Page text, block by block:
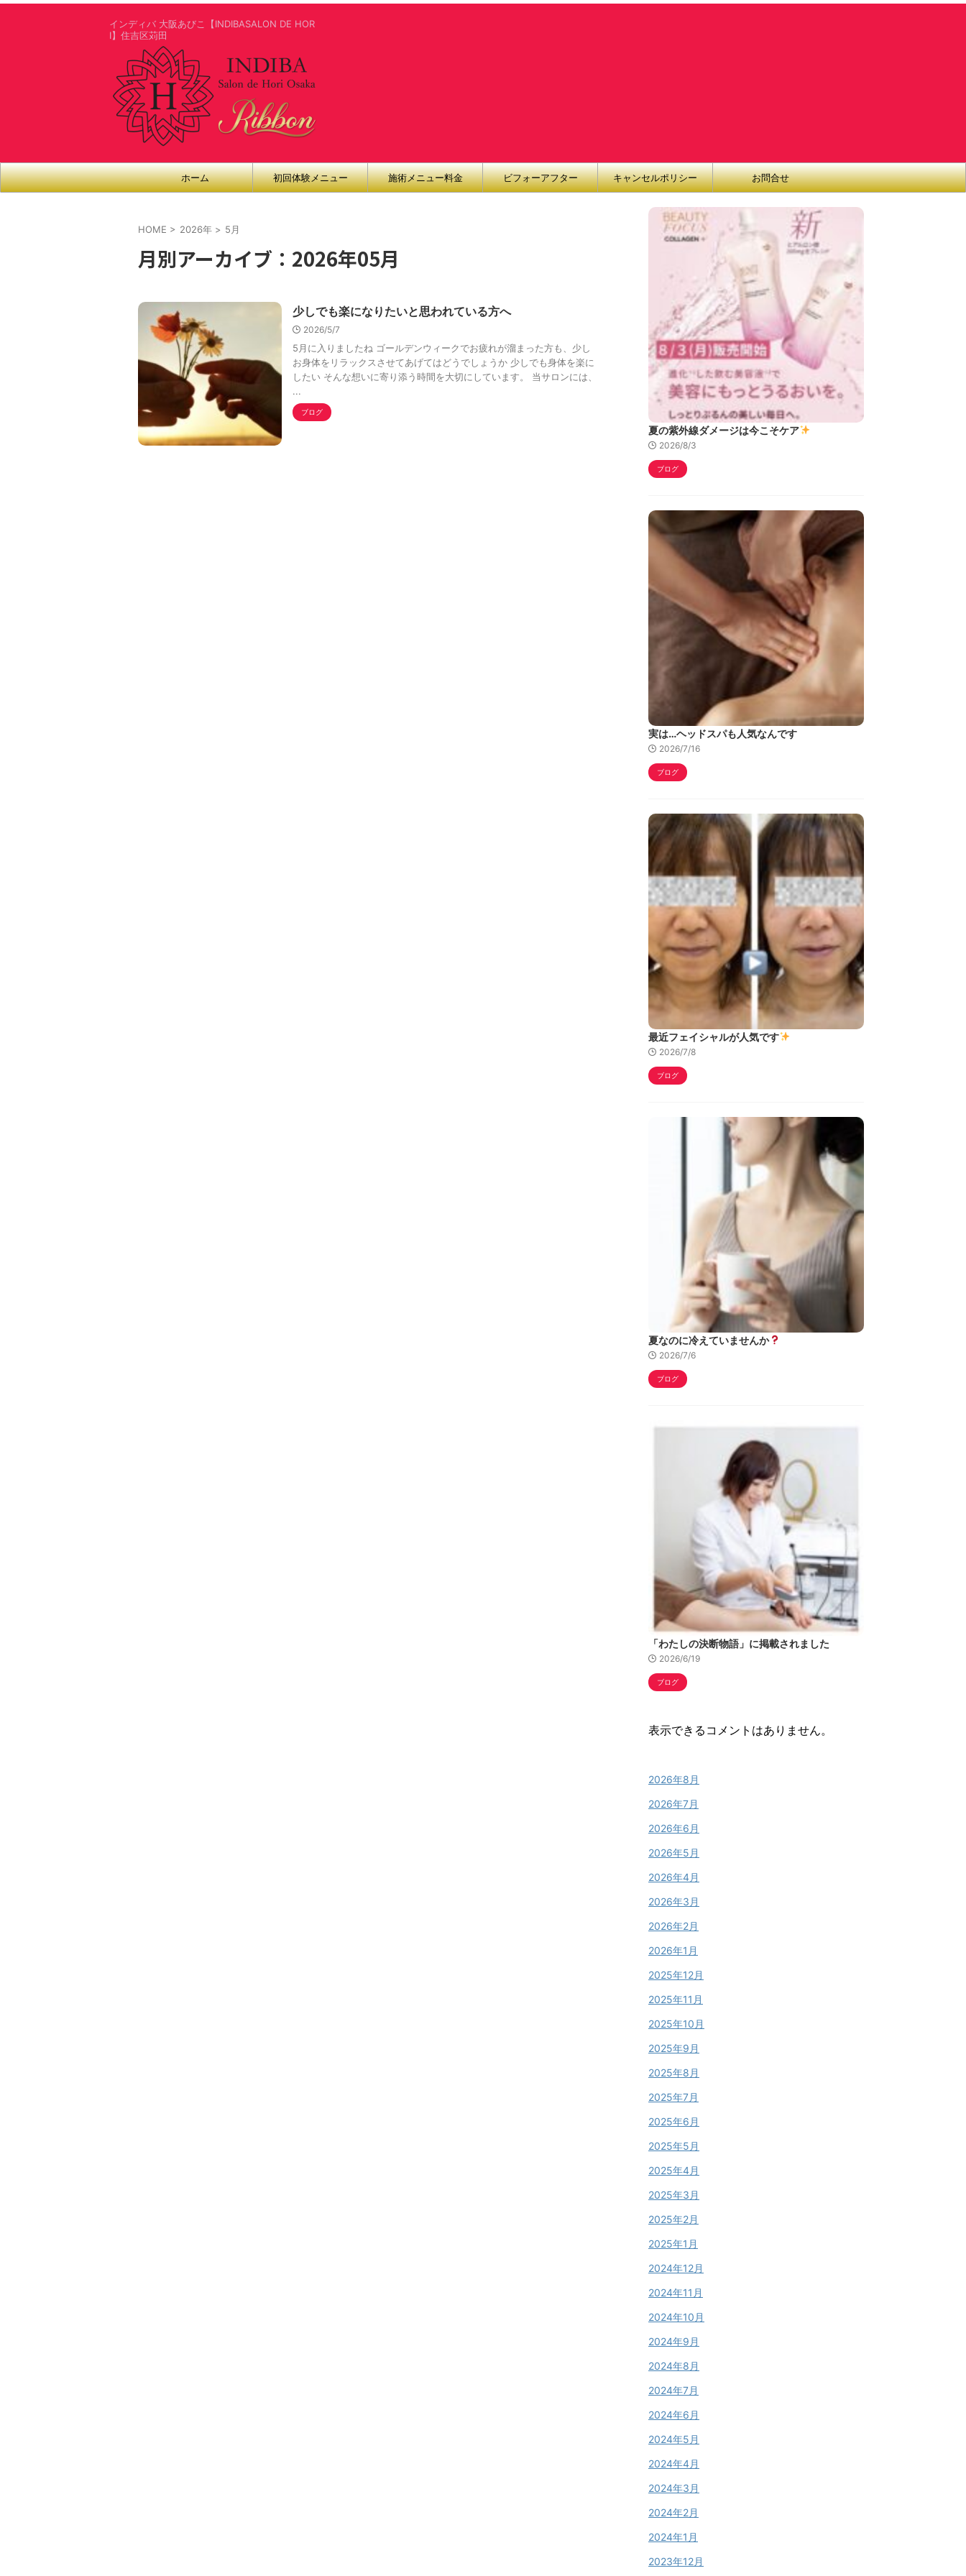
インディバ 大阪あびこ【INDIBASALON DE HOR
I】住吉区苅田
ホーム 初回体験メニュー 施術メニュー料金 ビフォーアフター キャンセルポリシー お問合せ
HOME > 2026年 > 5月
月別アーカイブ：2026年05月
少しでも楽になりたいと思われている方へ
2026/5/7
5月に入りましたね ゴールデンウィークでお疲れが溜まった方も、少し
お身体をリラックスさせてあげてはどうでしょうか 少しでも身体を楽に
したい そんな想いに寄り添う時間を大切にしています。 当サロンには、
...
ブログ
夏の紫外線ダメージは今こそケア
2026/8/3
ブログ
実は…ヘッドスパも人気なんです
2026/7/16
ブログ
最近フェイシャルが人気です
2026/7/8
ブログ
夏なのに冷えていませんか
2026/7/6
ブログ
「わたしの決断物語」に掲載されました
2026/6/19
ブログ
表示できるコメントはありません。
2026年8月
2026年7月
2026年6月
2026年5月
2026年4月
2026年3月
2026年2月
2026年1月
2025年12月
2025年11月
2025年10月
2025年9月
2025年8月
2025年7月
2025年6月
2025年5月
2025年4月
2025年3月
2025年2月
2025年1月
2024年12月
2024年11月
2024年10月
2024年9月
2024年8月
2024年7月
2024年6月
2024年5月
2024年4月
2024年3月
2024年2月
2024年1月
2023年12月